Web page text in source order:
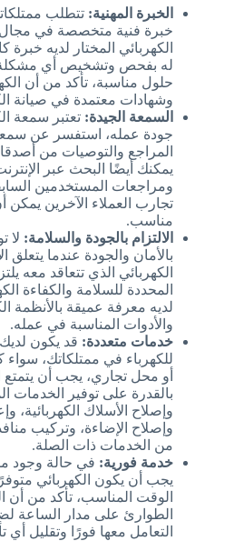
الخبرة المهنية: تتطلب
خبرة فنية متخصصة في مجال
الكهربائي المختار لديه
له بفحص وتشخيص أي مشكلة
حلول مناسبة، تأكد من أن
وشهادات معتمدة في صيانة
السمعة الجيدة: تعتبر سمعة
جودة عمله، استفسر عن
المراجع والتوصيات من
يمكنك أيضًا البحث عبر
ومراجعات المستخدمين
تجارب العملاء الآخرين يمكن
مناسب.
الالتزام بالجودة والسلامة: لا
بالأمان والجودة عندما يتعلق
الكهربائي الذي تتعاقد معه
المحددة للسلامة والكفاءة
لديه معرفة عميقة بالأنظمة
والأدوات المناسبة في عمله.
خدمات متعددة: قد يكون
للكهرباء في ممتلكاتك،
أو محل تجاري، يجب أن يتمتع
بالقدرة على توفير الخدمات
وإصلاح الأسلاك الكهربائية،
وإصلاح الإضاءة، وتركيب منافذ
من الخدمات ذات الصلة.
خدمة فورية: في حالة وجود
يجب أن يكون الكهربائي
الوقت المناسب، تأكد من أن
الطوارئ على مدار الساعة
التعامل معها فورًا وتقليل